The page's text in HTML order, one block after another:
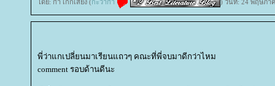
ดย: ก๋า เก็กเสียง (กะว่าก๋า ) วันที่: 24 พฤษภา
พี่ว่าแกเปลี่ยนมาเรียนแถวๆ คณะที่พี่จบมาดีกว่าไหม
comment รอบด้านดีนะ